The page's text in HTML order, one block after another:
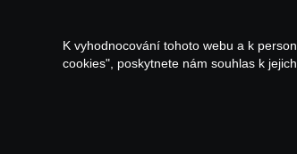
K vyhodnocování tohoto webu a k
cookies", poskytnete nám souhlas k